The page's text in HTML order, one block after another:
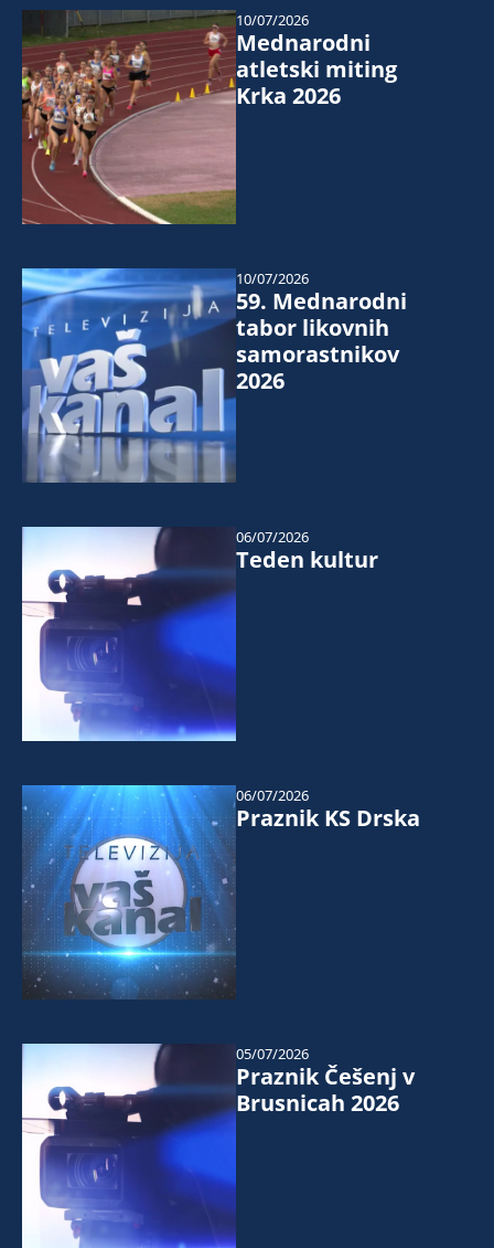
Mednarodni
atletski miting
Krka 2026
10/07/2026
59. Mednarodni
tabor likovnih
samorastnikov
2026
10/07/2026
Teden kultur
06/07/2026
Praznik KS Drska
06/07/2026
Praznik Češenj v
Brusnicah 2026
05/07/2026